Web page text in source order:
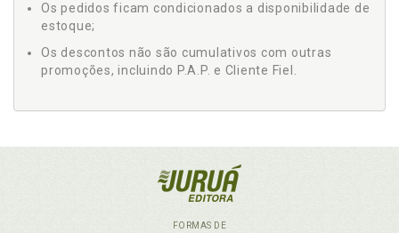
Os pedidos ficam condicionados a disponibilidade de
estoque;
Os descontos não são cumulativos com outras
promoções, incluindo P.A.P. e Cliente Fiel.
FORMAS DE